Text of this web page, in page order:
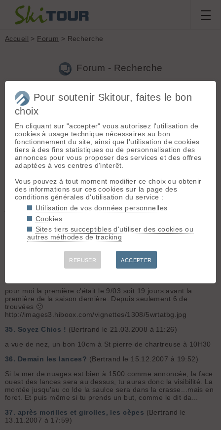
Accueil > Forum > Recherche
Forum - Recherche
Nouveau sujet|Voir tous les sujets
48 résultats
31.Redim automatique(Bertrand le 15.04.2008 à 09:05)
Petite remarque ! le redimensionnement automatique rend un
léger "flou" sur les photos, pour cette raison il faut appliquer un
filtre "Accentuer" ou "Durcir" après le redimmensionnement, et
ça tu ne peux le faire que manuellement. Je ne trouve ...
32.1er morille du printemps(Bertrand le 13.04.2008 à 17:58)
Il arrive très fréquemment que l'on trouve de belles morilles
jaunes dans les jardins, sous les lilas, près des cendres de
feux ou de vieux tas de sciure. Ce qui est plus étonnant c'est le
poids, 457g 🤨 pour une seule morille ça comm...
SkitourGame 2008 [annulé](Bertrand le 05.04.2008 à
Nickel suis dispo, donc un autre chartrousin de plus 😎
pour moi la première c'était le 9/03 soit 19 jours avant la
première de la saison dernière. Depuis seulement 6 de
trouvées 🙁
http://images3.hiboox.com/vignettes/1308/5wrtatbg.jpg
35. Soyez Chics ! (Bertrand le 21.03.2008 à 11:26)
a vue de nez, un bon 10cm à St pierre de chartreuse à 10H30
36. Demain les lances? (Bertrand le 15.12.2007 à 19:52)
Si la mer de nuages est bien à 1500 comme annoncée, la face
ouest des lances sera au dessus, tu auras donc la visibilité. La
montée jusqu'au co lde la saulce sera dans la crasse...mais en
foret. Et puis même si tu prends un but, comme le dit da...
37. après morilles et girolles, les cèpes (Bertrand le
13.11.2007 à 17:59)
Pour soutenir Skitour, faites le bon
choix
En cliquant sur "accepter" vous autorisez l'utilisation de
cookies à usage technique nécessaires au bon
fonctionnement du site, ainsi que l'utilisation de cookies
tiers à des fins statistiques ou de personnalisation des
annonces pour vous proposer des services et des offres
adaptées à vos centres d'interêt.
Vous pouvez à tout moment modifier ce choix ou obtenir
des informations sur ces cookies sur la page des
conditions générales d'utilisation du service :
Utilisation de vos données personnelles
Cookies
Sites tiers succeptibles d'utiliser des cookies ou
autres méthodes de tracking
REFUSER ACCEPTER